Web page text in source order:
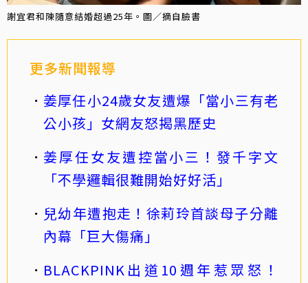
謝宜君和陳隨意結婚超過25年。圖／摘自臉書
更多新聞報導
姜厚任小24歲女友遭爆「當小三有老
公小孩」女網友怒揭黑歷史
姜厚任女友遭控當小三！發千字文
「不學邏輯很難開始好好活」
兒幼年遭抱走！徐莉玲首談母子分離
內幕「巨大傷痛」
BLACKPINK出道10週年惹眾怒！